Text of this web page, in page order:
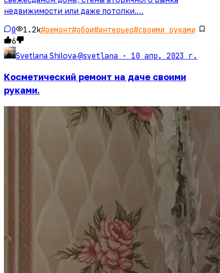
недвижимости или даже потолки.…
0 1.2k#ремонт#обои#интерьер#своими руками
6
Svetlana Shilova·@svetlana · 10 апр. 2023 г.
Косметический ремонт на даче своими
руками.